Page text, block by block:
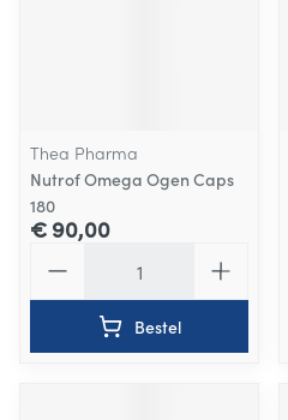
Thea Pharma
Nutrof Omega Ogen Caps
180
€ 90,00
Bestel